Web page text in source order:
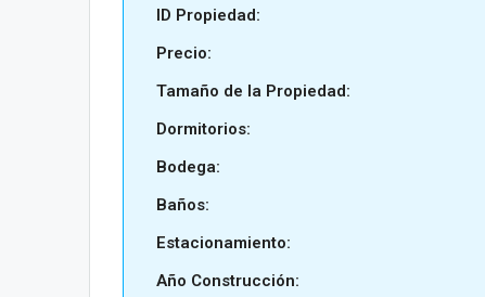
ID Propiedad:
Precio:
Tamaño de la Propiedad:
Dormitorios:
Bodega:
Baños:
Estacionamiento:
Año Construcción: